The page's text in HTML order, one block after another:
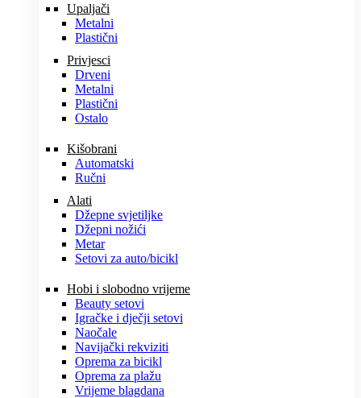
Upaljači
Metalni
Plastični
Privjesci
Drveni
Metalni
Plastični
Ostalo
Kišobrani
Automatski
Ručni
Alati
Džepne svjetiljke
Džepni nožići
Metar
Setovi za auto/bicikl
Hobi i slobodno vrijeme
Beauty setovi
Igračke i dječji setovi
Naočale
Navijački rekviziti
Oprema za bicikl
Oprema za plažu
Vrijeme blagdana